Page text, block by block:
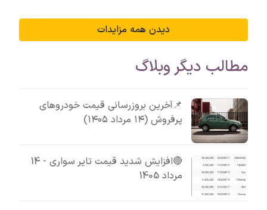
دیدن همه مزایدات
مطالب دیگر وبلاگ
📌آخرین بروزرسانی قیمت خودروهای
پرفروش (۱۴ مرداد ۱۴۰۵)
🔴افزایش شدید قیمت تایر سواری - 14
مرداد 1405